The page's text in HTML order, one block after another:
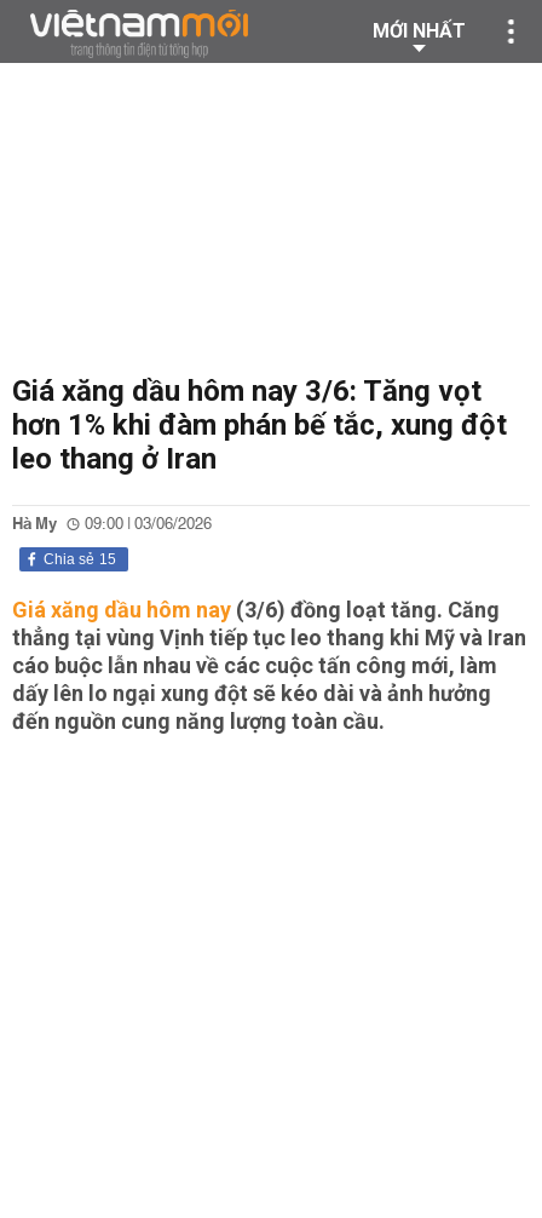
MỚI NHẤT
Giá xăng dầu hôm nay 3/6: Tăng vọt
hơn 1% khi đàm phán bế tắc, xung đột
leo thang ở Iran
Hà My 09:00 | 03/06/2026
15
Chia sẻ
Giá xăng dầu hôm nay (3/6) đồng loạt tăng. Căng
thẳng tại vùng Vịnh tiếp tục leo thang khi Mỹ và Iran
cáo buộc lẫn nhau về các cuộc tấn công mới, làm
dấy lên lo ngại xung đột sẽ kéo dài và ảnh hưởng
đến nguồn cung năng lượng toàn cầu.